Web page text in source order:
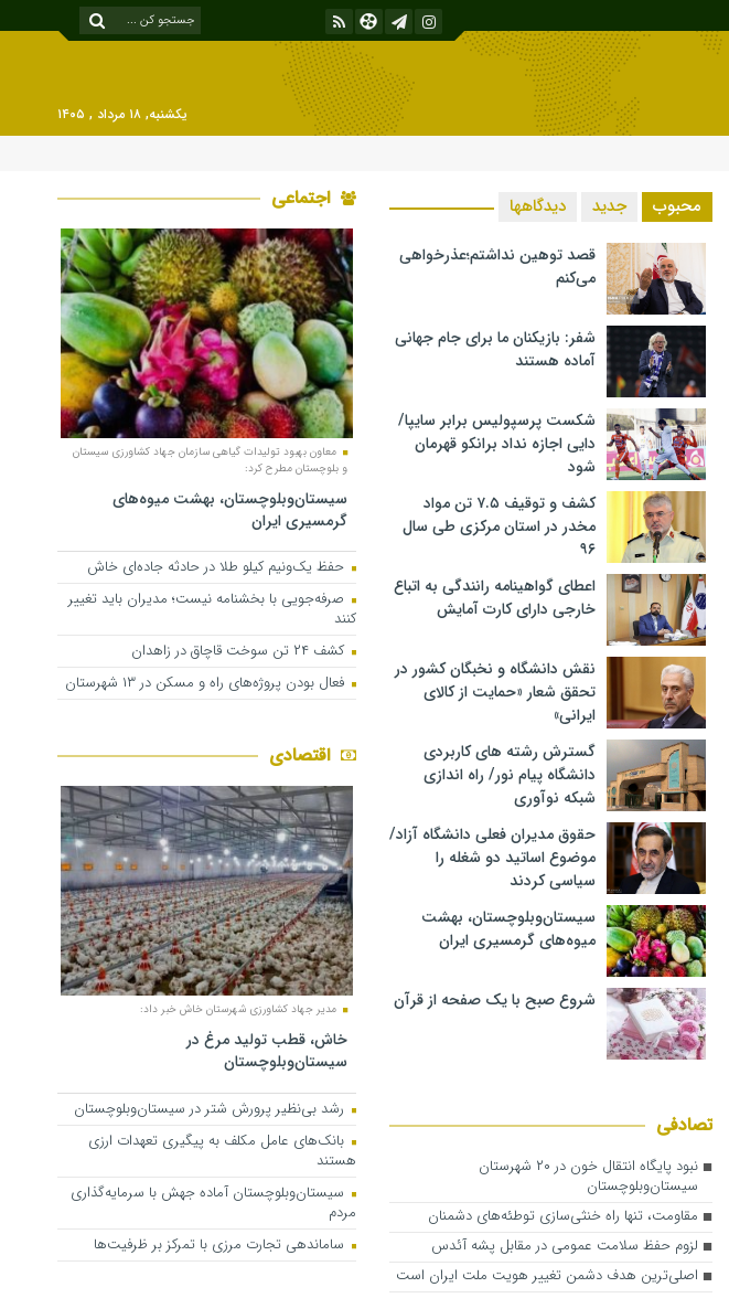
یکشنبه, ۱۸ مرداد , ۱۴۰۵
محبوب جدید دیدگاهها
قصد توهین نداشتم؛عذرخواهی
می‌کنم
شفر: بازیکنان ما برای جام جهانی
آماده هستند
شکست پرسپولیس برابر سایپا/
دایی اجازه نداد برانکو قهرمان
شود
کشف و توقیف ۷.۵ تن مواد
مخدر در استان مرکزی طی سال
۹۶
اعطای گواهینامه رانندگی به اتباع
خارجی دارای کارت آمایش
نقش دانشگاه و نخبگان کشور در
تحقق شعار «حمایت از کالای
ایرانی»
گسترش رشته های کاربردی
دانشگاه پیام نور/ راه اندازی
شبکه نوآوری
حقوق مدیران فعلی دانشگاه آزاد/
موضوع اساتید دو شغله را
سیاسی کردند
سیستان‌وبلوچستان، بهشت
میوه‌های گرمسیری ایران
شروع صبح با یک صفحه از قرآن
تصادفی
نبود پایگاه انتقال خون در ۲۰ شهرستان
سیستان‌و‌بلوچستان
مقاومت، تنها راه خنثی‌سازی توطئه‌های دشمنان
لزوم حفظ سلامت عمومی در مقابل پشه آئدس
اصلی‌ترین هدف دشمن تغییر هویت ملت ایران است
اجتماعی
معاون بهبود تولیدات گیاهی سازمان جهاد کشاورزی سیستان
و بلوچستان مطرح کرد:
سیستان‌وبلوچستان، بهشت میوه‌های
گرمسیری ایران
حفظ یک‌ونیم کیلو طلا در حادثه جاده‌ای خاش
صرفه‌جویی با بخشنامه نیست؛ مدیران باید تغییر
کنند
کشف ۲۴ تن سوخت قاچاق در زاهدان
فعال بودن پروژه‌های راه و مسکن در ۱۳ شهرستان
اقتصادی
مدیر جهاد کشاورزی شهرستان خاش خبر داد:
خاش، قطب تولید مرغ در
سیستان‌وبلوچستان
رشد بی‌نظیر پرورش شتر در سیستان‌وبلوچستان
بانک‌های عامل مکلف به پیگیری تعهدات ارزی
هستند
سیستان‌وبلوچستان آماده جهش با سرمایه‌گذاری
مردم
ساماندهی تجارت مرزی با تمرکز بر ظرفیت‌ها